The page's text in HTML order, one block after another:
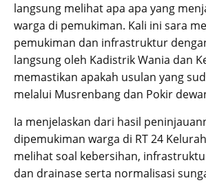
langsung melihat apa apa yang
warga di pemukiman. Kali ini sara
pemukiman dan infrastruktur
langsung oleh Kadistrik Wania dan
memastikan apakah usulan yang
melalui Musrenbang dan Pokir
Ia menjelaskan dari hasil
dipemukiman warga di RT 24
melihat soal kebersihan,
dan drainase serta normalisasi